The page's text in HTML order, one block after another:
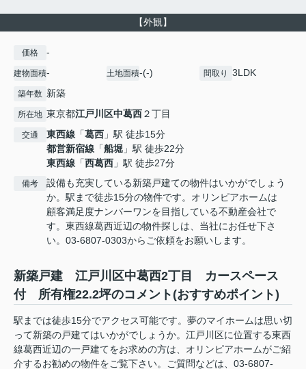
【外観】
価格 -
建物面積- 土地面積-(-) 間取り 3LDK
築年数 新築
所在地 東京都江戸川区中葛西２丁目
交通 東西線 「葛西 」駅 徒歩15分
都営新宿線 「船堀 」駅 徒歩22分
東西線 「西葛西 」駅 徒歩27分
備考
設備も充実している新築戸建ての物件はいかがでしょう
か。駅まで徒歩15分の物件です。オリンピアホームは
顧客満足度ナンバーワンを目指している不動産会社で
す。東西線葛西近辺の物件探しは、当社にお任せ下さ
い。03-6807-0303からご依頼をお願いします。
新築戸建 江戸川区中葛西2丁目 カースペース
付 所有権22.2坪のコメント(おすすめポイント)
駅までは徒歩15分でアクセス可能です。夢のマイホームは思い切
って新築の戸建てはいかがでしょうか。江戸川区に位置する東西
線葛西近辺の一戸建てをお求めの方は、オリンピアホームがご紹
介するお勧めの物件をご覧下さい。ご質問などは、03-6807-